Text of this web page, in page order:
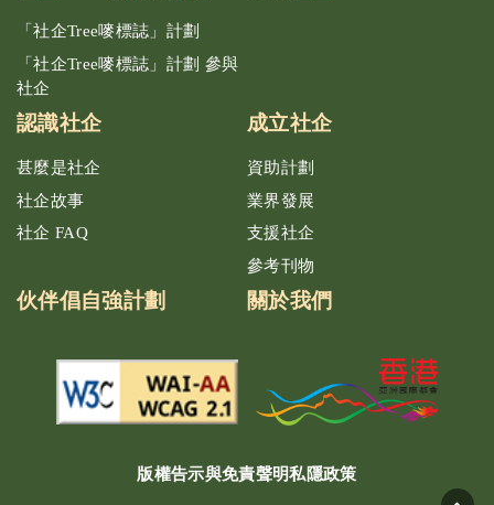
「社企Tree嘜標誌」計劃
「社企Tree嘜標誌」計劃 參與
社企
認識社企
甚麼是社企
社企故事
社企 FAQ
成立社企
資助計劃
業界發展
支援社企
參考刊物
伙伴倡自強計劃 關於我們
版權告示與免責聲明私隱政策